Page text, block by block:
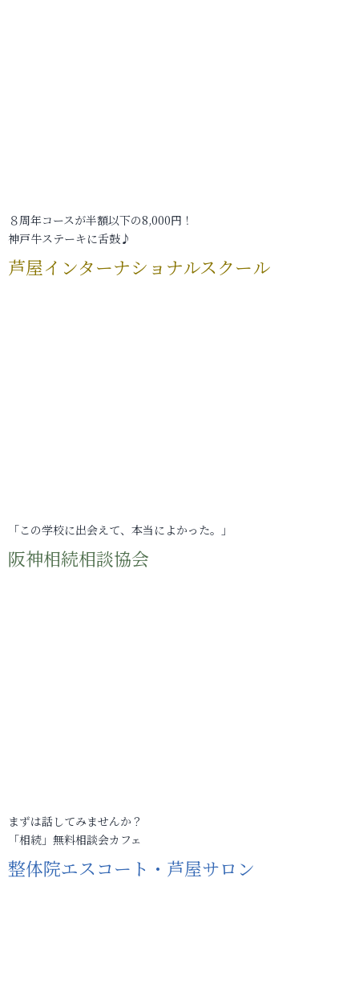
８周年コースが半額以下の8,000円！
神戸牛ステーキに舌鼓♪
芦屋インターナショナルスクール
「この学校に出会えて、本当によかった。」
阪神相続相談協会
まずは話してみませんか？
「相続」無料相談会カフェ
整体院エスコート・芦屋サロン